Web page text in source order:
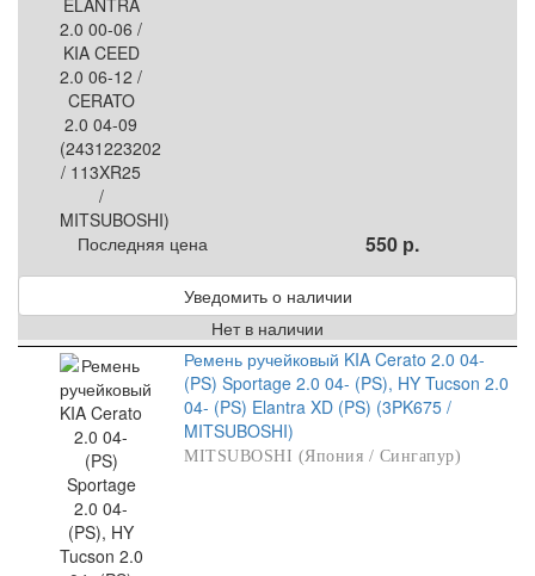
Последняя цена 550 р.
Уведомить о наличии
Нет в наличии
Ремень ручейковый KIA Cerato 2.0 04-
(PS) Sportage 2.0 04- (PS), HY Tucson 2.0
04- (PS) Elantra XD (PS) (3PK675 /
MITSUBOSHI)
MITSUBOSHI (Япония / Сингапур)